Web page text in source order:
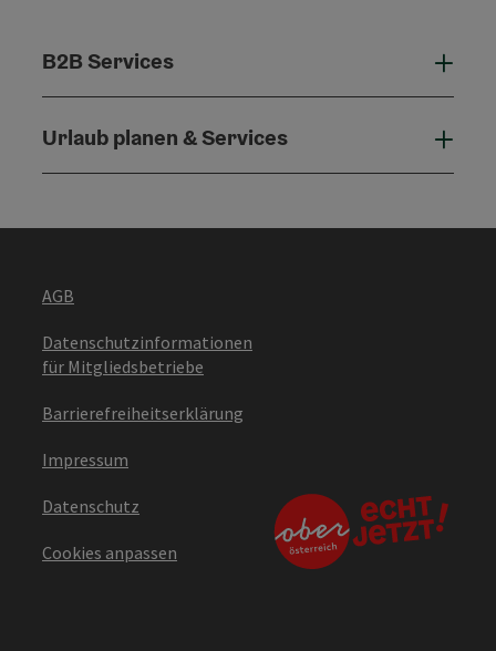
B2B Services
Urlaub planen & Services
AGB
Datenschutzinformationen
für Mitgliedsbetriebe
Barrierefreiheitserklärung
Impressum
Datenschutz
Cookies anpassen